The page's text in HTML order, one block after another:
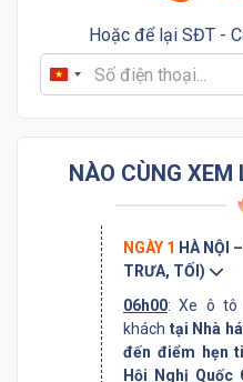
NÀO CÙNG XEM
NGÀY 1 HÀ NỘI
TRƯA, TỐI)
06h00: Xe ô tô
khách tại Nhà
đến điểm hẹn
Hội Nghị
Hoặc để lại SĐT -
Vietnam